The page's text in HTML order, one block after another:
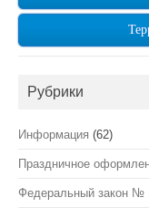
Рубрики
Информация (62)
Праздничное
Федеральный закон №